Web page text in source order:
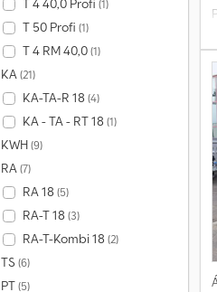
T 4 40,0 Profi (1)
T 50 Profi (1)
T 4 RM 40,0(1)
KA(21)
KA-TA-R 18 (4)
KA - TA - RT 18 (1)
KWH(9)
RA(7)
RA 18 (5)
RA-T 18 (3)
RA-T-Kombi 18 (2)
TS (6)
PT(5)